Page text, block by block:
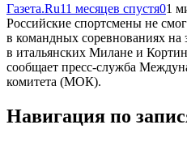
Газета.Ru11 месяцев спустя01
Российские спортсмены не
в командных соревнованиях
в итальянских Милане и
сообщает пресс-служба
комитета (МОК).
Навигация по